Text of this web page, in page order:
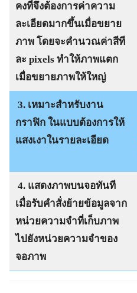
คงที่จึงต้องการค่าความ
ละเอียดมากขึ้นเมื่อขยาย
ภาพ โดยจะคำนวณค่าสีที
ละ pixels ทำให้ภาพแตก
เมื่อขยายภาพให้ใหญ่
3. เหมาะสำหรับงาน
กราฟิก ในแบบต้องการให้
แสงเงาในรายละเอียด
4. แสดงภาพบนจอทันที
เมื่อรับคำสั่งย้ายข้อมูลจาก
หน่วยความจำที่เก็บภาพ
ไปยังหน่วยความจำของ
จอภาพ